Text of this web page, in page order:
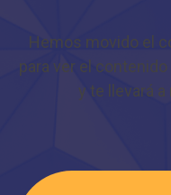
Hemos movido el
para ver el
y te llevará